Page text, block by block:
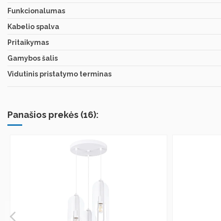
Funkcionalumas
Kabelio spalva
Pritaikymas
Gamybos šalis
Vidutinis pristatymo terminas
Panašios prekės (16):